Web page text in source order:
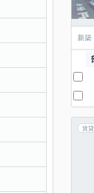
新
賃